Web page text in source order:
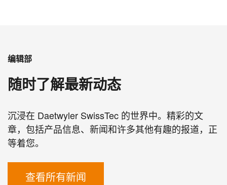
编辑部
随时了解最新动态
沉浸在 Daetwyler SwissTec 的世界中。精彩的文
章，包括产品信息、新闻和许多其他有趣的报道，正
等着您。
查看所有新闻